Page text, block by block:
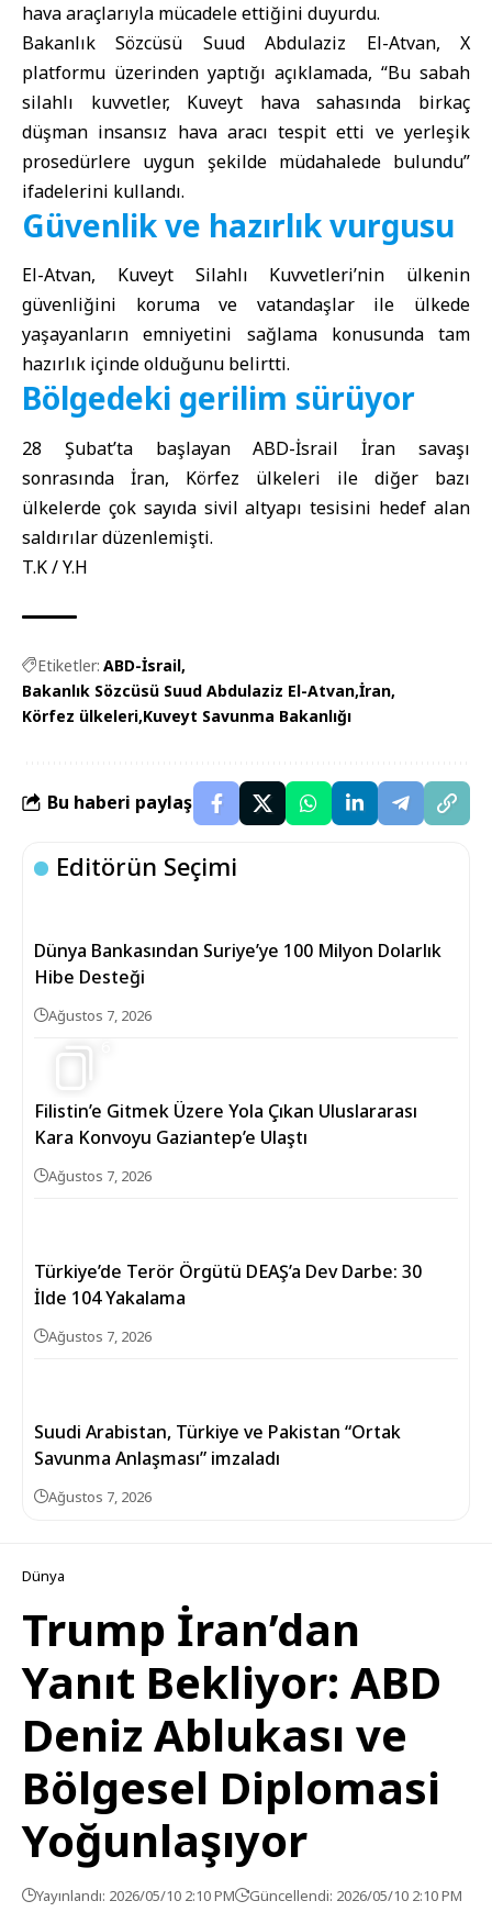
hava araçlarıyla mücadele ettiğini duyurdu.
Bakanlık Sözcüsü Suud Abdulaziz El-Atvan, X
platformu üzerinden yaptığı açıklamada, “Bu sabah
silahlı kuvvetler, Kuveyt hava sahasında birkaç
düşman insansız hava aracı tespit etti ve yerleşik
prosedürlere uygun şekilde müdahalede bulundu”
ifadelerini kullandı.
Güvenlik ve hazırlık vurgusu
El-Atvan, Kuveyt Silahlı Kuvvetleri’nin ülkenin
güvenliğini koruma ve vatandaşlar ile ülkede
yaşayanların emniyetini sağlama konusunda tam
hazırlık içinde olduğunu belirtti.
Bölgedeki gerilim sürüyor
28 Şubat’ta başlayanABD-İsrail İransavaşı
sonrasında İran, Körfez ülkeleri ile diğer bazı
ülkelerde çok sayıda sivil altyapı tesisini hedef alan
saldırılar düzenlemişti.
T.K / Y.H
Etiketler: ABD-İsrail
Bakanlık Sözcüsü Suud Abdulaziz El-Atvan İran
Körfez ülkeleri Kuveyt Savunma Bakanlığı
Bu haberi paylaş
Editörün Seçimi
Dünya Bankasından Suriye’ye 100 Milyon Dolarlık
Hibe Desteği
Ağustos 7, 2026
Filistin’e Gitmek Üzere Yola Çıkan Uluslararası
Kara Konvoyu Gaziantep’e Ulaştı
Ağustos 7, 2026
Türkiye’de Terör Örgütü DEAŞ’a Dev Darbe: 30
İlde 104 Yakalama
Ağustos 7, 2026
Suudi Arabistan, Türkiye ve Pakistan “Ortak
Savunma Anlaşması” imzaladı
Ağustos 7, 2026
Dünya
Trump İran’dan
Yanıt Bekliyor: ABD
Deniz Ablukası ve
Bölgesel Diplomasi
Yoğunlaşıyor
Yayınlandı: 2026/05/10 2:10 PM Güncellendi: 2026/05/10 2:10 PM